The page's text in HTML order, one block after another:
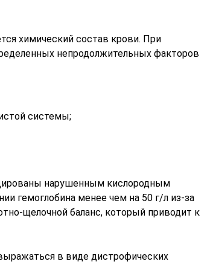
химический состав крови. При
непродолжительных факторов
системы;
нарушенным кислородным
гемоглобина менее чем на 50 г/л из-за
щелочной баланс, который приводит к
в виде дистрофических